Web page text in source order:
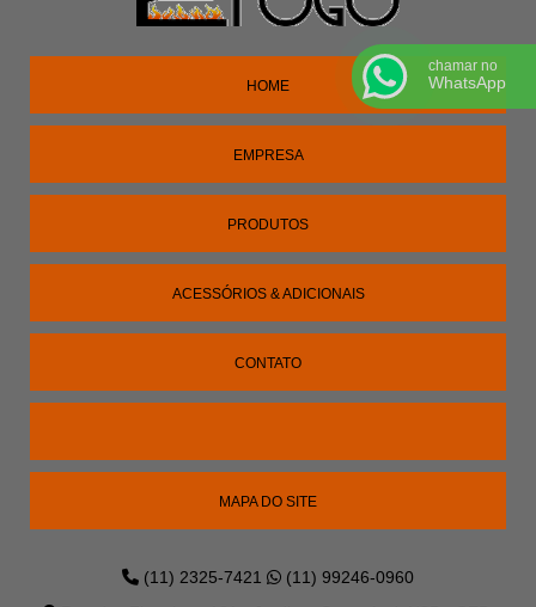
HOME
EMPRESA
PRODUTOS
ACESSÓRIOS & ADICIONAIS
CONTATO
MAPA DO SITE
(11) 2325-7421
(11) 99246-0960
chamar no
WhatsApp